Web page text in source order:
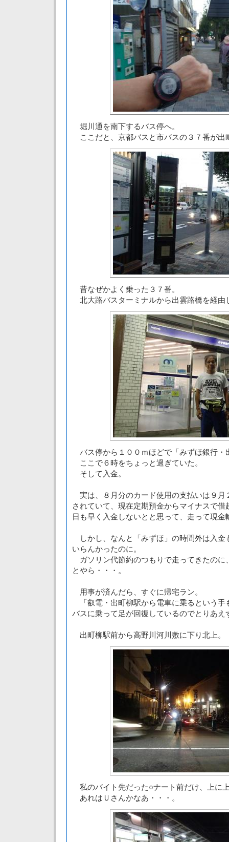
堀川通を南下するバス停へ。
ここだと、京都バスと市バスの３７番が出
昔なぜかよく乗った３７番。
北大路バスターミナルから出雲路橋を経由
バス停から１００ｍほどで「みずほ銀行・
ここで６時をちょっと過ぎていた。
そして入金。
実は、８月分のカード使用の支払いは９月
されていて、現在定期預金からマイナスで
日も早く入金しないとと思って、走って現金
しかし、なんと「みずほ」の時間外は入金
いらんかったのに。
ガソリン代節約のつもりで走ってきたのに
とやら・・・。
用事が済んだら、すぐに帰宅ラン。
「叡電・出町柳駅から電車に乗るという手
バスに乗って足が回復しているのでとりあえ
出町柳駅前から高野川河川敷に下り北上。
私のバイト先だった○ナート前だけ、上に
あれはＵさんかなあ・・・。